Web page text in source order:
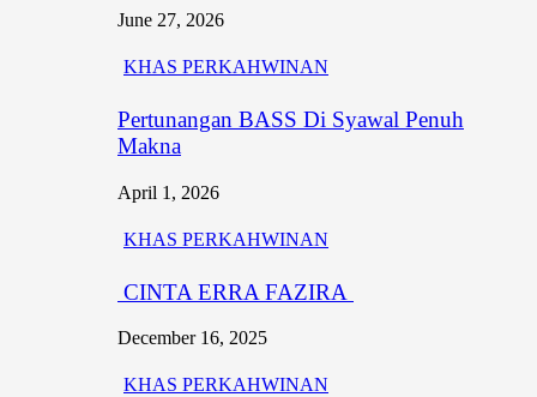
June 27, 2026
KHAS PERKAHWINAN
Pertunangan BASS Di Syawal Penuh
Makna
April 1, 2026
KHAS PERKAHWINAN
CINTA ERRA FAZIRA
December 16, 2025
KHAS PERKAHWINAN